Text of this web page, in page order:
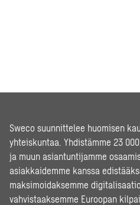
Sweco suunnittelee huomisen
yhteiskuntaa. Yhdistämme 23
ja muun asiantuntijamme
asiakkaidemme kanssa
maksimoidaksemme
vahvistaaksemme Euroopan